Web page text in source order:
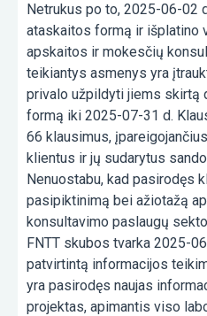
Netrukus po to, 2025-06-02
ataskaitos formą ir išplatino
apskaitos ir mokesčių
teikiantys asmenys yra
privalo užpildyti jiems skirtą
formą iki 2025-07-31 d.
66 klausimus,
klientus ir jų sudarytus
Nenuostabu, kad pasirodęs
pasipiktinimą bei ažiotažą
konsultavimo paslaugų
FNTT skubos tvarka 2025-
patvirtintą informacijos
yra pasirodęs naujas
projektas, apimantis viso